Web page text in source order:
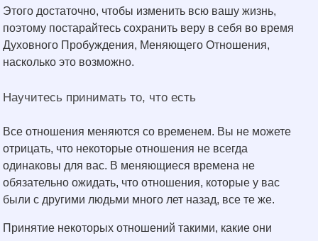
Этого достаточно, чтобы изменить всю вашу жизнь,
поэтому постарайтесь сохранить веру в себя во время
Духовного Пробуждения, Меняющего Отношения,
насколько это возможно.
Научитесь принимать то, что есть
Все отношения меняются со временем. Вы не можете
отрицать, что некоторые отношения не всегда
одинаковы для вас. В меняющиеся времена не
обязательно ожидать, что отношения, которые у вас
были с другими людьми много лет назад, все те же.
Принятие некоторых отношений такими, какие они